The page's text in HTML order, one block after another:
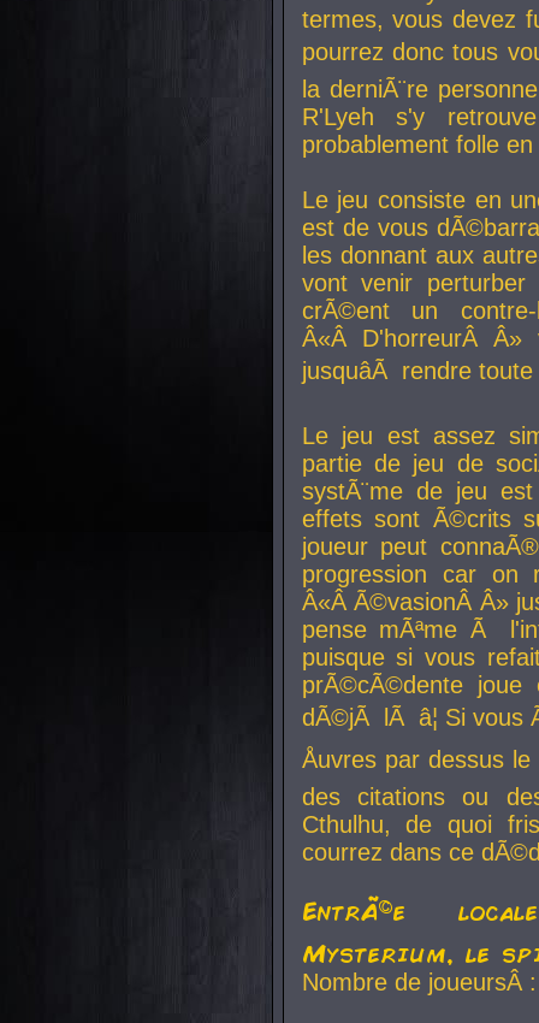
termes, vous devez
pourrez donc tous
la derniÃ¨re
R'Lyeh s'y
probablement folle
Le jeu consiste en
est de vous
les donnant aux
vont venir perturber
crÃ©ent un
Â«Â D'horreurÂ
jusquâÃ rendre
Le jeu est assez
partie de jeu de
systÃ¨me de jeu
effets sont Ã©crits
joueur peut
progression car
Â«Â Ã©vasionÂ Â»
pense mÃªme Ã
puisque si vous
prÃ©cÃ©dente
dÃ©jÃ lÃ â¦ Si vous
Åuvres par dessus
des citations ou
Cthulhu, de quoi
courrez dans ce
EntrÃ©e
Mysterium, le
Nombre de